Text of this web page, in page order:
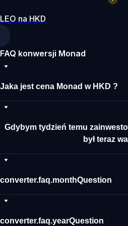
LEO na HKD
FAQ konwersji Monad
Jaka jest cena Monad w HKD ?
Gdybym tydzień temu
był teraz
converter.faq.monthQuestion
converter.faq.yearQuestion